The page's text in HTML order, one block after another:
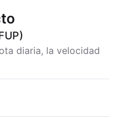
diaria, la velocidad